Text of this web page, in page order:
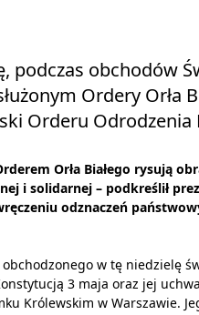
podczas obchodów
Ordery Orła
Orderu Odrodzenia
Orła Białego rysują
i solidarnej – podkreślił
odznaczeń
w tę niedzielę
3 maja oraz jej
Królewskim w Warszawie.